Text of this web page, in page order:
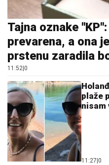
Tajna oznake
prevarena, a ona
prstenu zaradila
11:52 0
plaže
nisam
11:27 0